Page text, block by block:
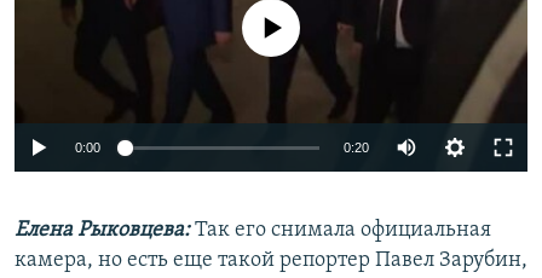
Auto 240p 360p 480p
No media source currently available
0:00 0:20
360p
480p
Елена Рыковцева:Так его снимала официальная
камера, но есть еще такой репортер Павел Зарубин,